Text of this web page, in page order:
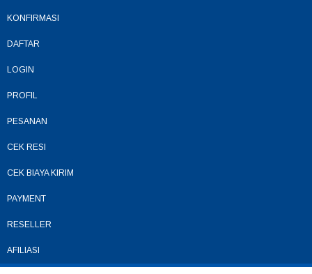
KONFIRMASI
DAFTAR
LOGIN
PROFIL
PESANAN
CEK RESI
CEK BIAYA KIRIM
PAYMENT
RESELLER
AFILIASI